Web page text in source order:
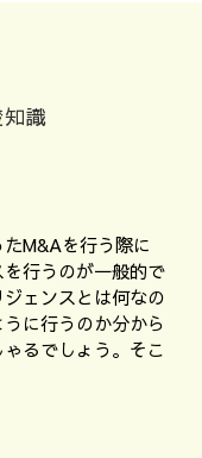
識
M&Aを行う際に
行うのが一般的で
ェンスとは何なの
に行うのか分から
るでしょう。そこ